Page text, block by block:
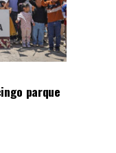
parque